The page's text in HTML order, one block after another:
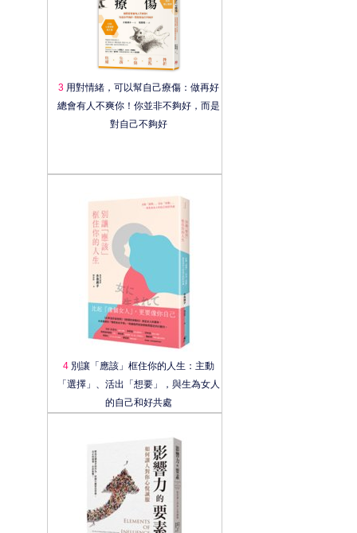
3用對情緒，可以幫自己療傷：做再好
總會有人不爽你！你並非不夠好，而是
對自己不夠好
4別讓「應該」框住你的人生：主動
「選擇」、活出「想要」，與生為女人
的自己和好共處